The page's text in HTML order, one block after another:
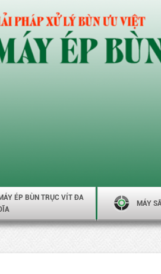
ÉP BÙN TRỤC VÍT ĐA
MÁY